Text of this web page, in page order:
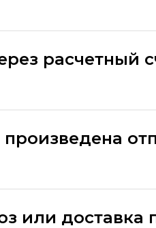
расчетный
или доставка